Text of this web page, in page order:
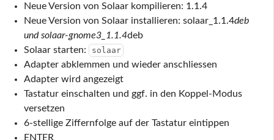
Neue Version von Solaar kompilieren: 1.1.4
Neue Version von Solaar installieren: solaar_1.1.4deb
und solaar-gnome3_1.1.4deb
Solaar starten:
solaar
Adapter abklemmen und wieder anschliessen
Adapter wird angezeigt
Tastatur einschalten und ggf. in den Koppel-Modus
versetzen
6-stellige Ziffernfolge auf der Tastatur eintippen
ENTER